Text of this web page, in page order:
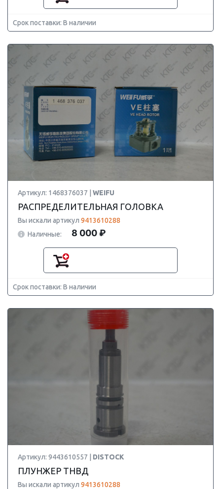
Срок поставки: В наличии
Артикул: 1468376037 | WEIFU
РАСПРЕДЕЛИТЕЛЬНАЯ ГОЛОВКА
Вы искали артикул 9413610288
Наличные:
8 000 ₽
Срок поставки: В наличии
Артикул: 9443610557 | DISTOCK
ПЛУНЖЕР ТНВД
Вы искали артикул 9413610288